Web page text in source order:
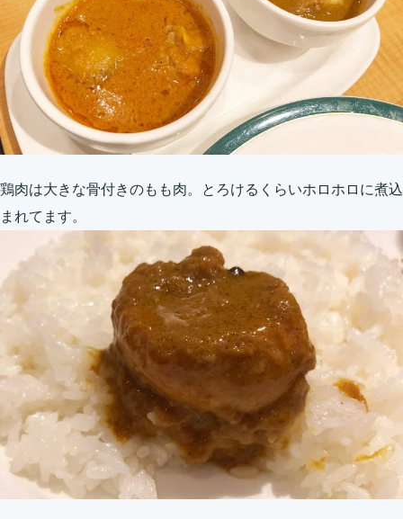
鶏肉は大きな骨付きのもも肉。とろけるくらいホロホロに煮込
まれてます。